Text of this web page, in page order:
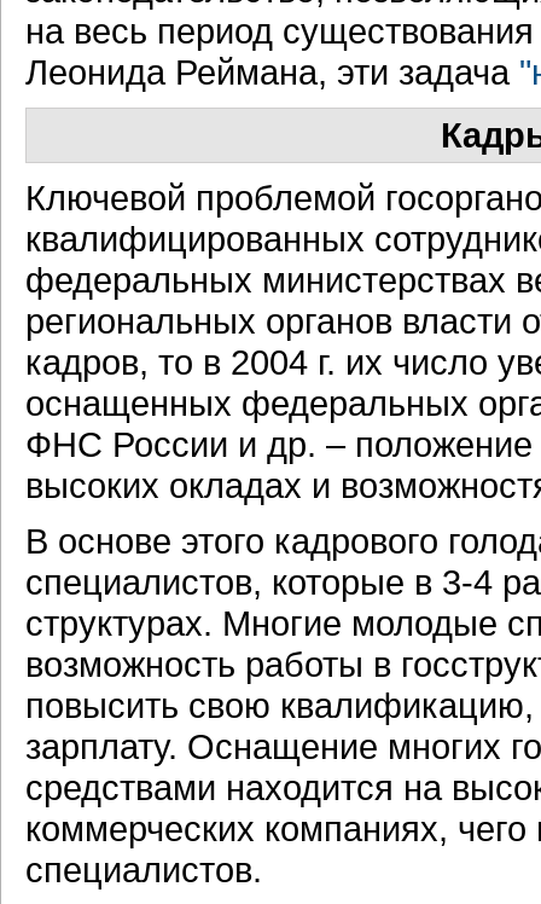
на весь период
Леонида Реймана, эти задача
Ключевой проблемой
квалифицированных
федеральных министерствах
региональных органов
кадров, то в 2004 г. их число
оснащенных федеральных
ФНС России и др. – положение
высоких окладах и
В основе этого кадрового
специалистов, которые в 3-4
структурах. Многие молодые
возможность работы в
повысить свою
зарплату. Оснащение многих
средствами находится на
коммерческих компаниях, чего
специалистов.